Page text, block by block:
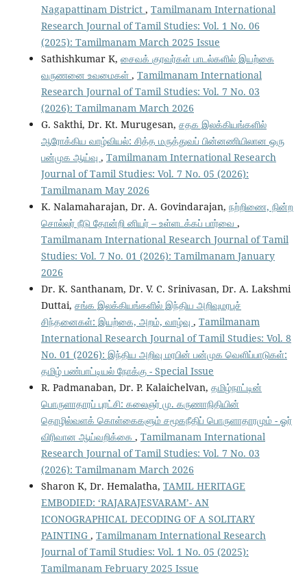
Nagapattinam District , Tamilmanam International
Research Journal of Tamil Studies: Vol. 1 No. 06
(2025): Tamilmanam March 2025 Issue
Sathishkumar K, சைவக் குரவர்கள் பாடல்களில் இயற்கை
வருணனை உவமைகள் , Tamilmanam International
Research Journal of Tamil Studies: Vol. 7 No. 03
(2026): Tamilmanam March 2026
G. Sakthi, Dr. Kt. Murugesan, சதக இலக்கியங்களில்
ஆரோக்கிய வாழ்வியல்: சித்த மருத்துவப் பின்னணியிலான ஒரு
பன்முக ஆய்வு , Tamilmanam International Research
Journal of Tamil Studies: Vol. 7 No. 05 (2026):
Tamilmanam May 2026
K. Nalamaharajan, Dr. A. Govindarajan, நற்றிணை, நின்ற
சொல்லர் நீடு தோன்றி னியர் – உள்ளடக்கப் பார்வை ,
Tamilmanam International Research Journal of Tamil
Studies: Vol. 7 No. 01 (2026): Tamilmanam January
2026
Dr. K. Santhanam, Dr. V. C. Srinivasan, Dr. A. Lakshmi
Duttai, சங்க இலக்கியங்களில் இந்திய அறிவுமரபுச்
சிந்தனைகள்: இயற்கை, அறம், வாழ்வு , Tamilmanam
International Research Journal of Tamil Studies: Vol. 8
No. 01 (2026): இந்திய அறிவு மரபின் பன்முக வெளிப்பாடுகள்:
தமிழ் பண்பாட்டியல் நோக்கு - Special Issue
R. Padmanaban, Dr. P. Kalaichelvan, தமிழ்நாட்டின்
பொருளாதாரப் புரட்சி: கலைஞர் மு. கருணாநிதியின்
தொழில்வளக் கொள்கைகளும் சமூகநீதிப் பொருளாதாரமும் - ஓர்
விரிவான ஆய்வறிக்கை , Tamilmanam International
Research Journal of Tamil Studies: Vol. 7 No. 03
(2026): Tamilmanam March 2026
Sharon K, Dr. Hemalatha, TAMIL HERITAGE
EMBODIED: ‘RAJARAJESVARAM’- AN
ICONOGRAPHICAL DECODING OF A SOLITARY
PAINTING , Tamilmanam International Research
Journal of Tamil Studies: Vol. 1 No. 05 (2025):
Tamilmanam February 2025 Issue